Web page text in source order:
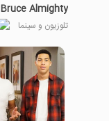
Bruce Almighty
تلوزیون و سینما